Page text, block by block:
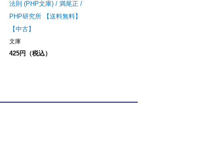
法則 (PHP文庫) / 満尾正 /
PHP研究所 【送料無料】
【中古】
文庫
425円（税込）